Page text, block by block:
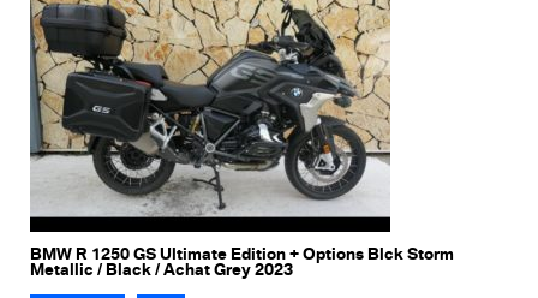
BMW R 1250 GS Ultimate Edition + Options Blck Storm
Metallic / Black / Achat Grey 2023